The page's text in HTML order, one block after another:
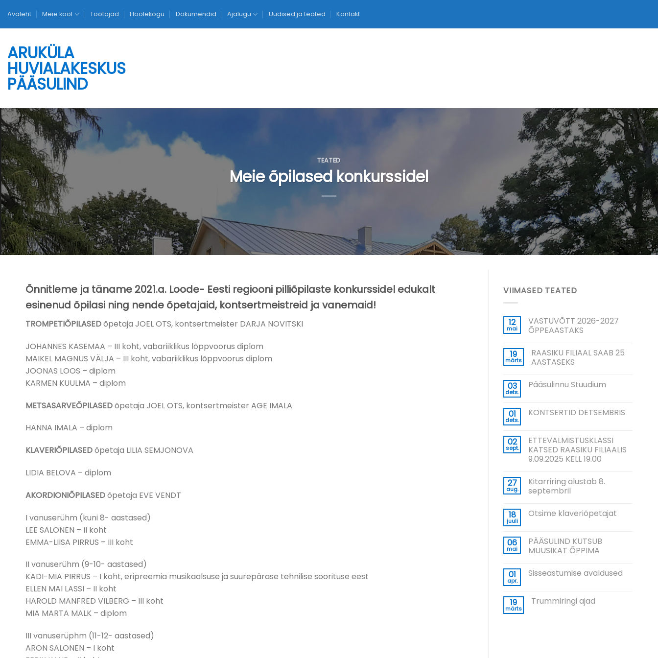
to
content
Avaleht Meie kool Töötajad Hoolekogu Dokumendid Ajalugu Uudised ja teated Kontakt
ARUKÜLA
HUVIALAKESKUS
PÄÄSULIND
TEATED
Meie õpilased konkurssidel
Õnnitleme ja täname 2021.a. Loode- Eesti regiooni pilliõpilaste konkurssidel edukalt
esinenud õpilasi ning nende õpetajaid, kontsertmeistreid ja vanemaid!
TROMPETIÕPILASEDõpetaja JOEL OTS, kontsertmeister DARJA NOVITSKI
JOHANNES KASEMAA – III koht, vabariiklikus lõppvoorus diplom
MAIKEL MAGNUS VÄLJA – III koht, vabariiklikus lõppvoorus diplom
JOONAS LOOS – diplom
KARMEN KUULMA – diplom
METSASARVEÕPILASEDõpetaja JOEL OTS, kontsertmeister AGE IMALA
HANNA IMALA – diplom
KLAVERIÕPILASEDõpetaja LILIA SEMJONOVA
LIDIA BELOVA – diplom
AKORDIONIÕPILASEDõpetaja EVE VENDT
I vanuserühm (kuni 8- aastased)
LEE SALONEN – II koht
EMMA-LIISA PIRRUS – III koht
II vanuserühm (9-10- aastased)
KADI-MIA PIRRUS – I koht, eripreemia musikaalsuse ja suurepärase tehnilise soorituse eest
ELLEN MAI LASSI – II koht
HAROLD MANFRED VILBERG – III koht
MIA MARTA MALK – diplom
III vanuserüphm (11-12- aastased)
ARON SALONEN – I koht
VIIMASED TEATED
12
mai
VASTUVÕTT 2026-2027
ÕPPEAASTAKS
19
märts
RAASIKU FILIAAL SAAB 25
AASTASEKS
03
dets.
Pääsulinnu Stuudium
01
dets.
KONTSERTID DETSEMBRIS
02
sept.
ETTEVALMISTUSKLASSI
KATSED RAASIKU FILIAALIS
9.09.2025 KELL 19.00
27
aug.
Kitarriring alustab 8.
septembril
18
juuli
Otsime klaveriõpetajat
06
mai
PÄÄSULIND KUTSUB
MUUSIKAT ÕPPIMA
01
apr.
Sisseastumise avaldused
19
märts
Trummiringi ajad